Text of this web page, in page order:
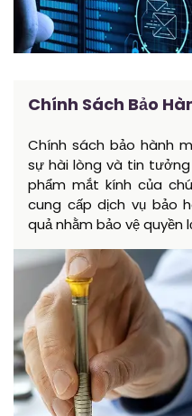
Chính Sách Bảo
Chính sách bảo hành
sự hài lòng và tin
phẩm mắt kính của
cung cấp dịch vụ bảo
quả nhằm bảo vệ quyền